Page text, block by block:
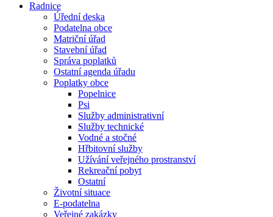
Radnice
Úřední deska
Podatelna obce
Matriční úřad
Stavební úřad
Správa poplatků
Ostatní agenda úřadu
Poplatky obce
Popelnice
Psi
Služby administrativní
Služby technické
Vodné a stočné
Hřbitovní služby
Užívání veřejného prostranství
Rekreační pobyt
Ostatní
Životní situace
E-podatelna
Veřejné zakázky